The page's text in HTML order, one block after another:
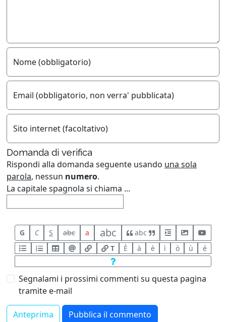
Nome (obbligatorio)
Email (obbligatorio, non verra' pubblicata)
Sito internet (facoltativo)
Domanda di verifica
Rispondi alla domanda seguente usando una sola
parola, nessun numero.
La capitale spagnola si chiama ...
G C S abc a abc
abc
T
È à è ì ò ù é
Segnalami i prossimi commenti su questa pagina
tramite e-mail